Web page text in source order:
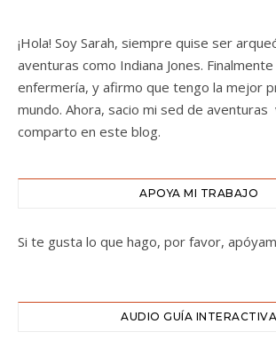
¡Hola! Soy Sarah, siempre quise ser
aventuras como Indiana Jones.
enfermería, y afirmo que tengo la mejor
mundo. Ahora, sacio mi sed de aventuras
comparto en este blog.
APOYA MI TRABAJO
Si te gusta lo que hago, por favor,
AUDIO GUÍA INTERACTIVA